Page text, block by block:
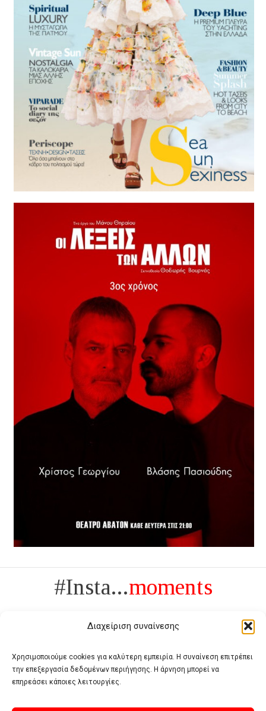
Διαχείριση συναίνεσης
Χρησιμοποιούμε cookies για καλύτερη εμπειρία. Η συναίνεση επιτρέπει
την επεξεργασία δεδομένων περιήγησης. Η άρνηση μπορεί να
επηρεάσει κάποιες λειτουργίες.
#Insta...moments
Πολυτέλεια δεν είναι το αντίθετο της ανέχειας, είναι το αντίθετο της